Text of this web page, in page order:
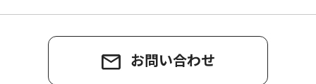
お問い合わせ